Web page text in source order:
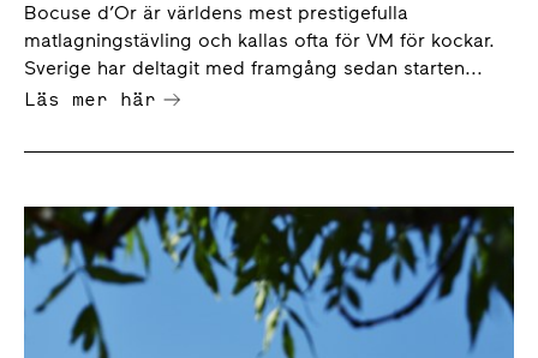
Bocuse d’Or är världens mest prestigefulla
matlagningstävling och kallas ofta för VM för kockar.
Sverige har deltagit med framgång sedan starten...
Läs mer här